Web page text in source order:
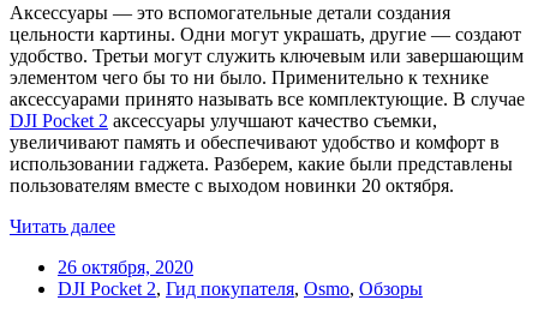
Аксессуары — это вспомогательные детали создания
цельности картины. Одни могут украшать, другие — создают
удобство. Третьи могут служить ключевым или завершающим
элементом чего бы то ни было. Применительно к технике
аксессуарами принято называть все комплектующие. В случае
DJI Pocket 2 аксессуары улучшают качество съемки,
увеличивают память и обеспечивают удобство и комфорт в
использовании гаджета. Разберем, какие были представлены
пользователям вместе с выходом новинки 20 октября.
Читать далее
26 октября, 2020
DJI Pocket 2, Гид покупателя, Osmo, Обзоры